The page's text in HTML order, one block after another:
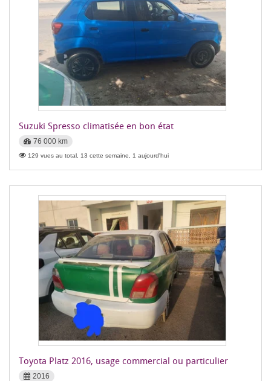
Suzuki Spresso climatisée en bon état
76 000 km
129 vues au total, 13 cette semaine, 1 aujourd'hui
Toyota Platz 2016, usage commercial ou particulier
2016